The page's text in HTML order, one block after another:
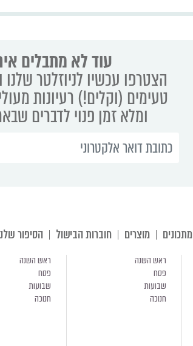
עוד לא מתבלים
הצטרפו עכשיו לניוזלטר שלנו
טעימים (וקלים!) רעיונות
ומלא זמן פנוי לדברים
מתכונים מוצרים חוברות הבישול הסיפור
ראש השנה
פסח
שבועות
חנוכה
ראש השנה
פסח
שבועות
חנוכה